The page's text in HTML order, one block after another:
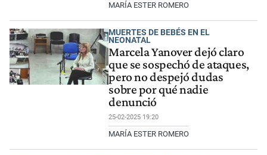
MARÍA ESTER ROMERO
MUERTES DE BEBÉS EN EL
NEONATAL
Marcela Yanover dejó claro
que se sospechó de ataques,
pero no despejó dudas
sobre por qué nadie
denunció
25-02-2025 19:20
MARÍA ESTER ROMERO